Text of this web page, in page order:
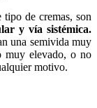
tipo de cremas, son
y vía sistémica.
una semivida muy
muy elevado, o no
motivo.